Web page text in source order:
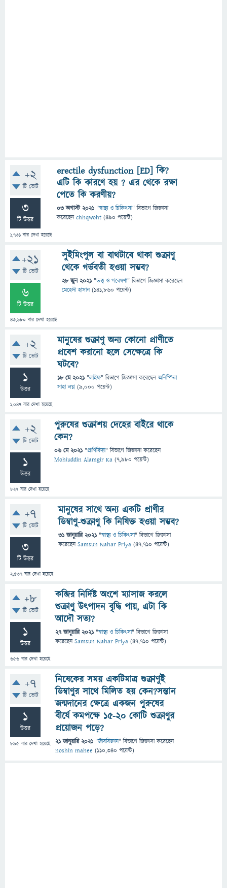
+2
টি ভোট
3
টি উত্তর
1,731 বার দেখা হয়েছে
erectile dysfunction [ED] কি?
এটি কি কারণে হয় ? এর থেকে রক্ষা
পেতে কি করণীয়?
03 অগাস্ট 2021 "স্বাস্থ্য ও চিকিৎসা" বিভাগে জিজ্ঞাসা
করেছেনchhqwoht (490 পয়েন্ট)
+21
টি ভোট
6
টি উত্তর
43,680 বার দেখা হয়েছে
সুইমিংপুল বা বাথটাবে থাকা শুক্রাণু
থেকে গর্ভবতী হওয়া সম্ভব?
28 জুন 2021 "তত্ত্ব ও গবেষণা" বিভাগে জিজ্ঞাসাকরেছেন
মেহেদী হাসান (141,860 পয়েন্ট)
+2
টি ভোট
1
উত্তর
1,047 বার দেখা হয়েছে
মানুষের শুক্রাণু অন্য কোনো প্রাণীতে
প্রবেশ করানো হলে সেক্ষেত্রে কি
ঘটবে?
18 মে 2021 "লাইফ" বিভাগে জিজ্ঞাসাকরেছেনঅনিন্দিতা
সাহা লগ্ন (9,000 পয়েন্ট)
+2
টি ভোট
1
উত্তর
827 বার দেখা হয়েছে
পুরুষের শুক্রাশয় দেহের বাইরে থাকে
কেন?
06 মে 2021 "প্রাণিবিদ্যা" বিভাগে জিজ্ঞাসাকরেছেন
Mohiuddin Alamgir Ka (7,980 পয়েন্ট)
+7
টি ভোট
3
টি উত্তর
2,537 বার দেখা হয়েছে
মানুষের সাথে অন্য একটি প্রাণীর
ডিম্বাণু-শুক্রাণু কি নিষিক্ত হওয়া সম্ভব?
31 জানুয়ারি 2021 "স্বাস্থ্য ও চিকিৎসা" বিভাগে জিজ্ঞাসা
করেছেনSamsun Nahar Priya (47,710 পয়েন্ট)
+8
টি ভোট
1
উত্তর
656 বার দেখা হয়েছে
কব্জির নির্দিষ্ট অংশে ম্যাসাজ করলে
শুক্রাণু উৎপাদন বৃৃৃদ্ধি পায়, এটা কি
আদৌ সত্য?
27 জানুয়ারি 2021 "স্বাস্থ্য ও চিকিৎসা" বিভাগে জিজ্ঞাসা
করেছেনSamsun Nahar Priya (47,710 পয়েন্ট)
+7
টি ভোট
1
উত্তর
895 বার দেখা হয়েছে
নিষেকের সময় একটিমাত্র শুক্রাণুই
ডিম্বাণুর সাথে মিলিত হয় কেন?সন্তান
জন্মদানের ক্ষেত্রে একজন পুরুষের
বীর্যে কমপক্ষে ১৫-২০ কোটি শুক্রাণুর
প্রয়োজন পড়ে?
21 জানুয়ারি 2021 "জীববিজ্ঞান" বিভাগে জিজ্ঞাসাকরেছেন
noshin mahee (110,340 পয়েন্ট)